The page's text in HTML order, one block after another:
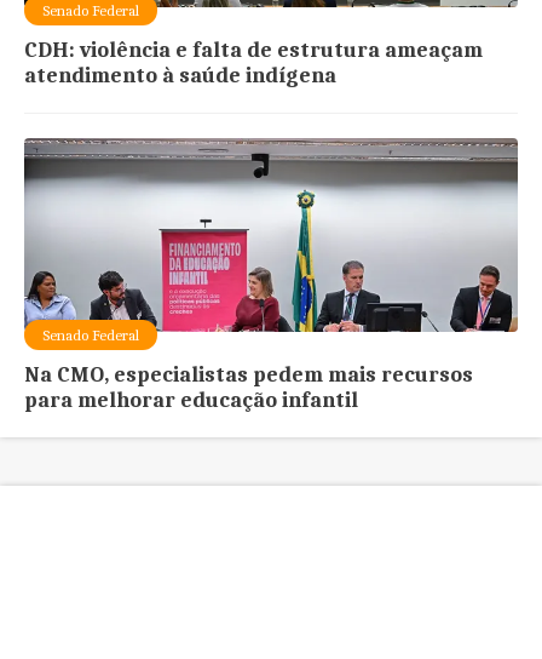
Senado Federal
CDH: violência e falta de estrutura ameaçam
atendimento à saúde indígena
Senado Federal
Na CMO, especialistas pedem mais recursos
para melhorar educação infantil